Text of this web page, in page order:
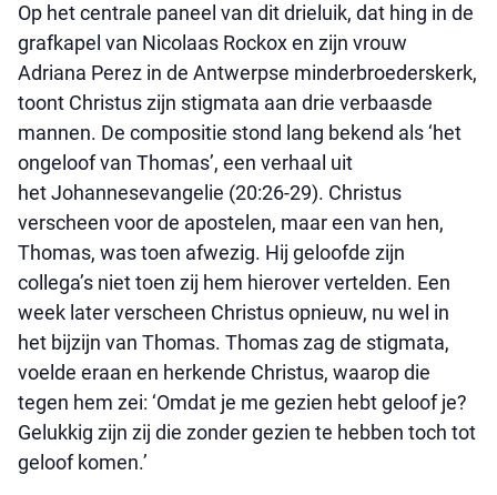
Op het centrale paneel van dit drieluik, dat hing in de
grafkapel van Nicolaas Rockox en zijn vrouw
Adriana Perez in de Antwerpse minderbroederskerk,
toont Christus zijn stigmata aan drie verbaasde
mannen. De compositie stond lang bekend als ‘het
ongeloof van Thomas’, een verhaal uit
het Johannesevangelie (20:26-29). Christus
verscheen voor de apostelen, maar een van hen,
Thomas, was toen afwezig. Hij geloofde zijn
collega’s niet toen zij hem hierover vertelden. Een
week later verscheen Christus opnieuw, nu wel in
het bijzijn van Thomas. Thomas zag de stigmata,
voelde eraan en herkende Christus, waarop die
tegen hem zei: ‘Omdat je me gezien hebt geloof je?
Gelukkig zijn zij die zonder gezien te hebben toch tot
geloof komen.’